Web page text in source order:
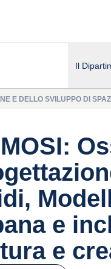
Il
E DELLO SVILUPPO DI
e
e